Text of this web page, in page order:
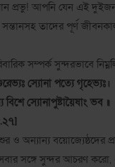
প্রভু! আপনি যেন এই দুইজন
তাদের পূর্ণ
সম্পর্ক সুন্দরভাবে
স্যোনা পত্যে গৃহেভ্যঃ।
বিশে স্যোনাপুষ্টায়ৈষাং ভব ॥
শ্বশুর ও অন্যান্য
সঙ্গে সুন্দর আচরণ করো,